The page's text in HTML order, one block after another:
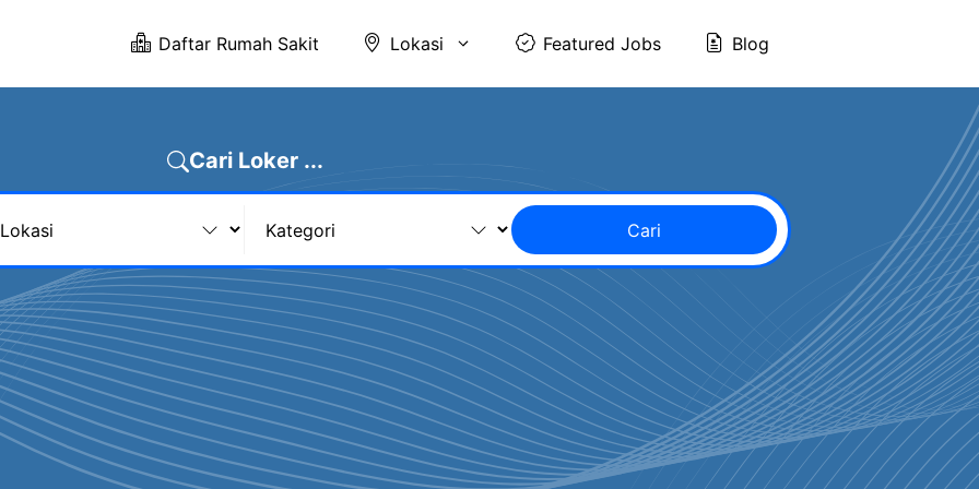
Daftar Rumah Sakit Lokasi Featured Jobs Blog
Cari Loker ...
Cari